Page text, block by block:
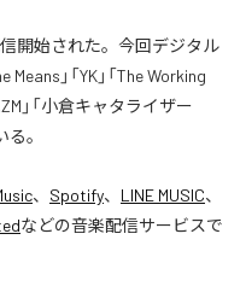
開始された。今回デジタル
」「YK」「The Working
」「小倉キャタライザー
。
、 Spotify、 LINE MUSIC、
などの音楽配信サービスで